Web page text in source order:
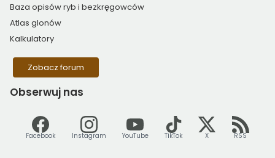
Baza opisów ryb i bezkręgowców
Atlas glonów
Kalkulatory
Zobacz forum
Obserwuj nas
Facebook Instagram YouTube TikTok X RSS